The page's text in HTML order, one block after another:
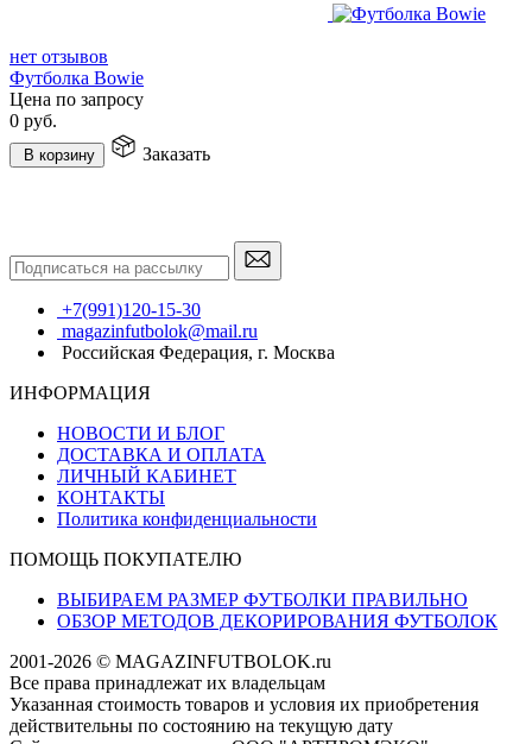
нет отзывов
Футболка Bowie
Цена по запросу
0 руб.
В корзину Заказать
+7(991)120-15-30
magazinfutbolok@mail.ru
Российская Федерация, г. Москва
ИНФОРМАЦИЯ
НОВОСТИ И БЛОГ
ДОСТАВКА И ОПЛАТА
ЛИЧНЫЙ КАБИНЕТ
КОНТАКТЫ
Политика конфиденциальности
ПОМОЩЬ ПОКУПАТЕЛЮ
ВЫБИРАЕМ РАЗМЕР ФУТБОЛКИ ПРАВИЛЬНО
ОБЗОР МЕТОДОВ ДЕКОРИРОВАНИЯ ФУТБОЛОК
2001-2026 © MAGAZINFUTBOLOK.ru
Все права принадлежат их владельцам
Указанная стоимость товаров и условия их приобретения
действительны по состоянию на текущую дату